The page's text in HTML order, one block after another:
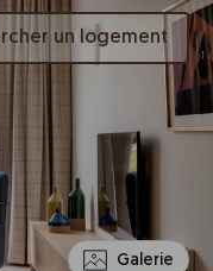
un logement
Galerie